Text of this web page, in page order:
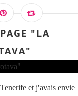
"LA
et j'avais envie